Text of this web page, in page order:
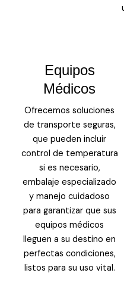
Equipos
Médicos
Ofrecemos soluciones
de transporte seguras,
que pueden incluir
control de temperatura
si es necesario,
embalaje especializado
y manejo cuidadoso
para garantizar que sus
equipos médicos
lleguen a su destino en
perfectas condiciones,
listos para su uso vital.